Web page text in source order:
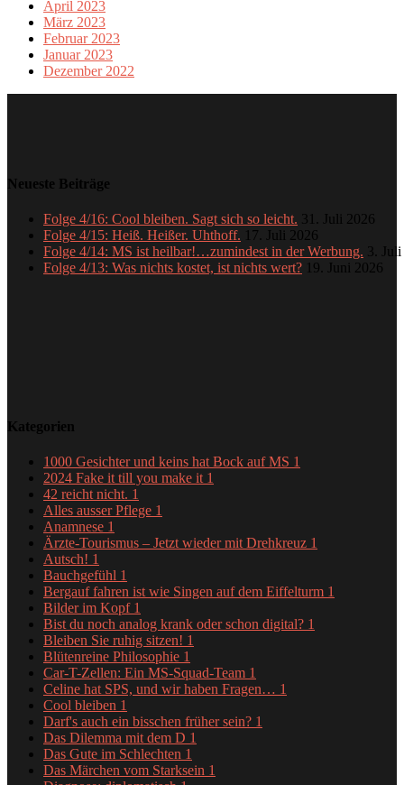
April 2023
März 2023
Februar 2023
Januar 2023
Dezember 2022
Neueste Beiträge
Folge 4/16: Cool bleiben. Sagt sich so leicht.
31. Juli 2026
Folge 4/15: Heiß. Heißer. Uhthoff.
17. Juli 2026
Folge 4/14: MS ist heilbar!…zumindest in der Werbung.
3.
Folge 4/13: Was nichts kostet, ist nichts wert?
19. Juni 2026
Kategorien
1000 Gesichter und keins hat Bock auf MS 1
2024 Fake it till you make it 1
42 reicht nicht. 1
Alles ausser Pflege 1
Anamnese 1
Ärzte-Tourismus – Jetzt wieder mit Drehkreuz 1
Autsch! 1
Bauchgefühl 1
Bergauf fahren ist wie Singen auf dem Eiffelturm 1
Bilder im Kopf 1
Bist du noch analog krank oder schon digital? 1
Bleiben Sie ruhig sitzen! 1
Blütenreine Philosophie 1
Car-T-Zellen: Ein MS-Squad-Team 1
Celine hat SPS, und wir haben Fragen… 1
Cool bleiben 1
Darf's auch ein bisschen früher sein? 1
Das Dilemma mit dem D 1
Das Gute im Schlechten 1
Das Märchen vom Starksein 1